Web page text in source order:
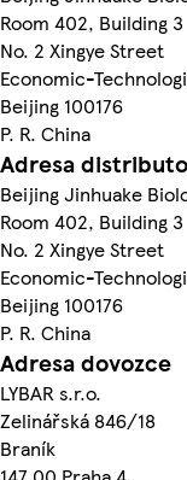
Room 402, Building 3
No. 2 Xingye Street
Economic-
Beijing 100176
P. R. China
Adresa
Beijing Jinhuake
Room 402, Building 3
No. 2 Xingye Street
Economic-
Beijing 100176
P. R. China
Adresa dovozce
LYBAR s.r.o.
Zelinářská 846/18
Braník